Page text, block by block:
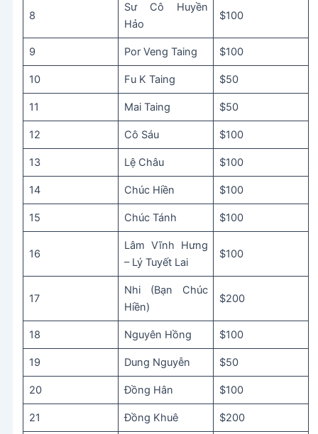
8
Sư Cô Huyền
Hảo
$100
9 Por Veng Taing $100
10 Fu K Taing $50
11 Mai Taing $50
12 Cô Sáu $100
13 Lệ Châu $100
14 Chúc Hiền $100
15 Chúc Tánh $100
16
Lâm Vĩnh Hưng
– Lý Tuyết Lai
$100
17
Nhi (Bạn Chúc
Hiền)
$200
18 Nguyên Hồng $100
19 Dung Nguyễn $50
20 Đồng Hân $100
21 Đồng Khuê $200